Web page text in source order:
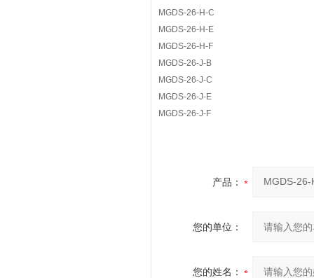
MGDS-26-H-C
MGDS-26-H-E
MGDS-26-H-F
MGDS-26-J-B
MGDS-26-J-C
MGDS-26-J-E
MGDS-26-J-F
产品：
您的单位：
您的姓名：